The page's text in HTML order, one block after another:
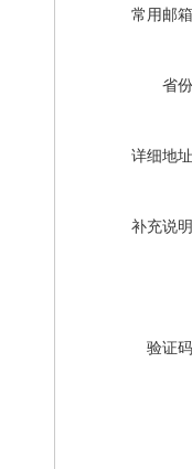
常用邮箱
省份
详细地址
补充说明
验证码